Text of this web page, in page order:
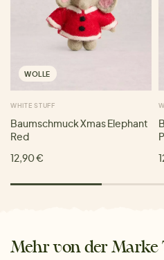
WOLLE
WHITE STUFF
Baumschmuck Xmas Elephant
Red
12,90 €
Mehr von der Marke